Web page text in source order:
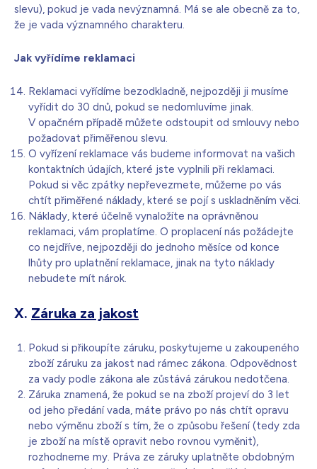
slevu), pokud je vada nevýznamná. Má se ale obecně za to,
že je vada významného charakteru.
Jak vyřídíme reklamaci
Reklamaci vyřídíme bezodkladně, nejpozději ji musíme
vyřídit do 30 dnů, pokud se nedomluvíme jinak.
V opačném případě můžete odstoupit od smlouvy nebo
požadovat přiměřenou slevu.
O vyřízení reklamace vás budeme informovat na vašich
kontaktních údajích, které jste vyplnili při reklamaci.
Pokud si věc zpátky nepřevezmete, můžeme po vás
chtít přiměřené náklady, které se pojí s uskladněním věci.
Náklady, které účelně vynaložíte na oprávněnou
reklamaci, vám proplatíme. O proplacení nás požádejte
co nejdříve, nejpozději do jednoho měsíce od konce
lhůty pro uplatnění reklamace, jinak na tyto náklady
nebudete mít nárok.
X. Záruka za jakost
Pokud si přikoupíte záruku, poskytujeme u zakoupeného
zboží záruku za jakost nad rámec zákona. Odpovědnost
za vady podle zákona ale zůstává zárukou nedotčena.
Záruka znamená, že pokud se na zboží projeví do 3 let
od jeho předání vada, máte právo po nás chtít opravu
nebo výměnu zboží s tím, že o způsobu řešení (tedy zda
je zboží na místě opravit nebo rovnou vyměnit),
rozhodneme my. Práva ze záruky uplatněte obdobným